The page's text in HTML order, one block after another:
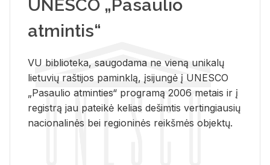
UNESCO „Pasaulio
atmintis“
VU biblioteka, saugodama ne vieną unikalų
lietuvių raštijos paminklą, įsijungė į UNESCO
„Pasaulio atminties“ programą 2006 metais ir į
registrą jau pateikė kelias dešimtis vertingiausių
nacionalinės bei regioninės reikšmės objektų.